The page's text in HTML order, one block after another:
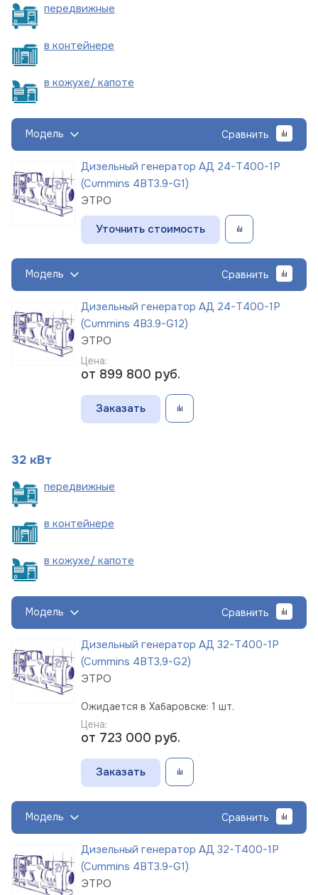
передвижные
в контейнере
в кожухе/ капоте
Модель Сравнить
Дизельный генератор АД 24-Т400-1Р
(Cummins 4BT3.9-G1)
ЭТРО
Уточнить стоимость
Модель Сравнить
Дизельный генератор АД 24-Т400-1Р
(Cummins 4B3.9-G12)
ЭТРО
Цена:
от 899 800 руб.
Заказать
32 кВт
передвижные
в контейнере
в кожухе/ капоте
Модель Сравнить
Дизельный генератор АД 32-Т400-1Р
(Cummins 4BT3,9-G2)
ЭТРО
Ожидается в Хабаровске: 1 шт.
Цена:
от 723 000 руб.
Заказать
Модель Сравнить
Дизельный генератор АД 32-Т400-1Р
(Cummins 4BT3.9-G1)
ЭТРО